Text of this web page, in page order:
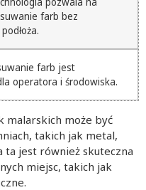
farb bez
farb jest
operatora i środowiska.
malarskich może być
takich jak metal,
ta jest również skuteczna
miejsc, takich jak